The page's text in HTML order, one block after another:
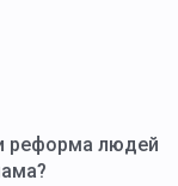
реформа людей